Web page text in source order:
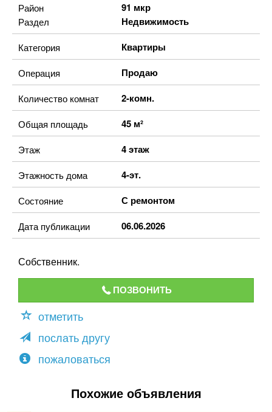
Район 91 мкр
Раздел Недвижимость
Категория Квартиры
Операция Продаю
Количество комнат 2-комн.
Общая площадь 45 м²
Этаж 4 этаж
Этажность дома 4-эт.
Состояние С ремонтом
Дата публикации 06.06.2026
Собственник.
ПОЗВОНИТЬ
отметить
послать другу
пожаловаться
Похожие объявления